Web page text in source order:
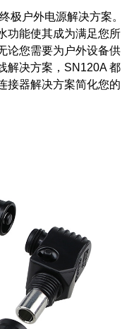
极户外电源解决方案。
功能使其成为满足您所
论您需要为户外设备供
解决方案，SN120A 都
接器解决方案简化您的